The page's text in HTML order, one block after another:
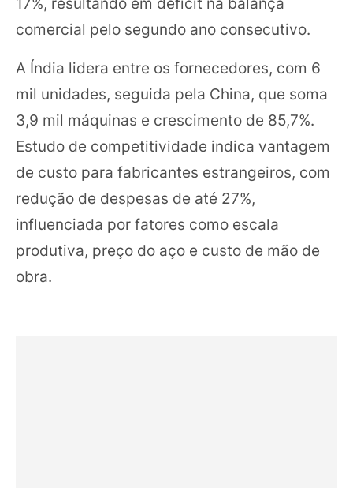
comercial pelo segundo ano consecutivo.
A Índia lidera entre os fornecedores, com 6
mil unidades, seguida pela China, que soma
3,9 mil máquinas e crescimento de 85,7%.
Estudo de competitividade indica vantagem
de custo para fabricantes estrangeiros, com
redução de despesas de até 27%,
influenciada por fatores como escala
produtiva, preço do aço e custo de mão de
obra.